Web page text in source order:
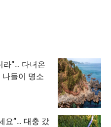
라”… 다녀온
들이 명소
요”… 대충 갔